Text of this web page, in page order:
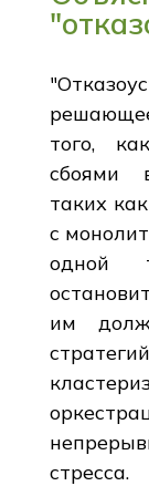
того,
сбоями
таких
с
одной
им
стресса.